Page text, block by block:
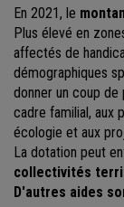
En 2021, le
Plus élevé en
affectés de
démographiques
donner un coup de
cadre familial, aux
écologie et aux
La dotation peut
collectivités
D'autres aides